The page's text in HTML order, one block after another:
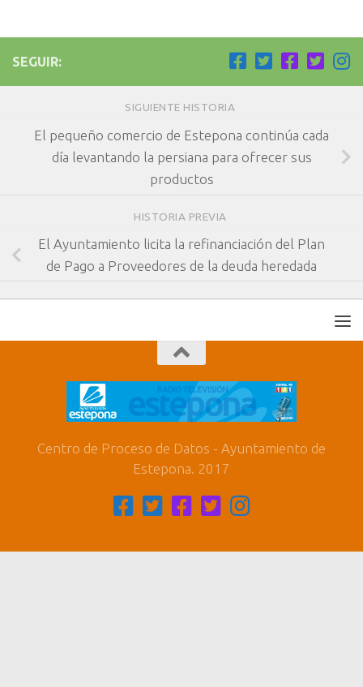
SEGUIR:
SIGUIENTE HISTORIA
El pequeño comercio de Estepona continúa cada
día levantando la persiana para ofrecer sus
productos
HISTORIA PREVIA
El Ayuntamiento licita la refinanciación del Plan
de Pago a Proveedores de la deuda heredada
Centro de Proceso de Datos - Ayuntamiento de
Estepona. 2017